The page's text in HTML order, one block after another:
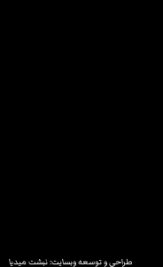
طراحی و توسعه وبسایت: نبشت میدیا